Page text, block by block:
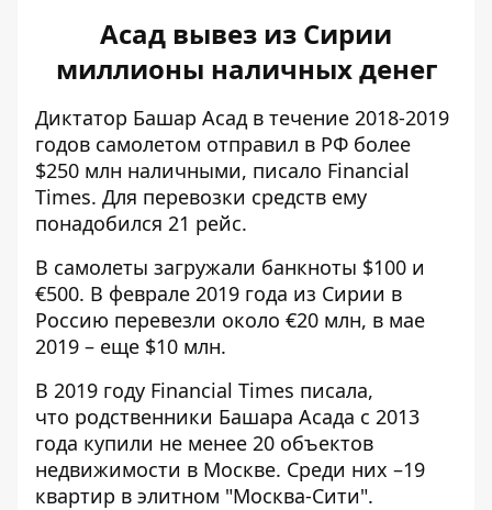
Асад вывез из Сирии
миллионы наличных денег
Диктатор Башар Асад в течение 2018-2019
годов самолетом отправил в РФ более
$250 млн наличными, писало Financial
Times. Для перевозки средств ему
понадобился 21 рейс.
В самолеты загружали банкноты $100 и
€500. В феврале 2019 года из Сирии в
Россию перевезли около €20 млн, в мае
2019 – еще $10 млн.
В 2019 году Financial Times писала,
что родственники Башара Асада с 2013
года купили не менее 20 объектов
недвижимости в Москве. Среди них –19
квартир в элитном "Москва-Сити".